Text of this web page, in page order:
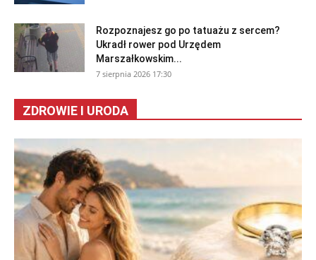
Rozpoznajesz go po tatuażu z sercem?
Ukradł rower pod Urzędem
Marszałkowskim...
7 sierpnia 2026 17:30
ZDROWIE I URODA